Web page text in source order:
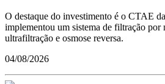
O destaque do investimento é o CTAE
implementou um sistema de filtração por
ultrafiltração e osmose reversa.
04/08/2026